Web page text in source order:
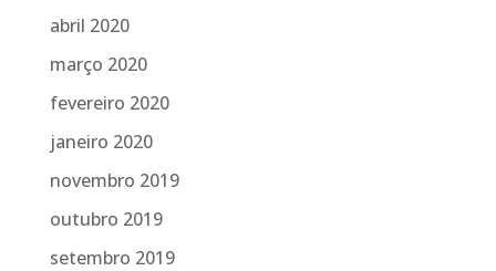
abril 2020
março 2020
fevereiro 2020
janeiro 2020
novembro 2019
outubro 2019
setembro 2019